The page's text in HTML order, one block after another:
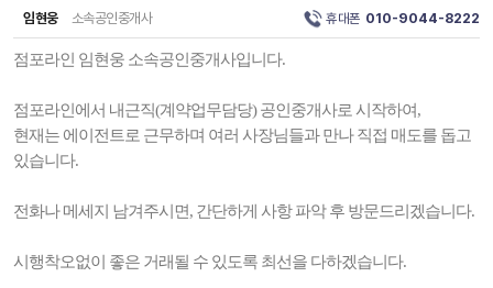
임현웅 소속공인중개사 휴대폰 010-9044-8222
점포라인 임현웅 소속공인중개사입니다.
점포라인에서 내근직(계약업무담당) 공인중개사로 시작하여,
현재는 에이전트로 근무하며 여러 사장님들과 만나 직접 매도를 돕고
있습니다.
전화나 메세지 남겨주시면, 간단하게 사항 파악 후 방문드리겠습니다.
시행착오없이 좋은 거래될 수 있도록 최선을 다하겠습니다.